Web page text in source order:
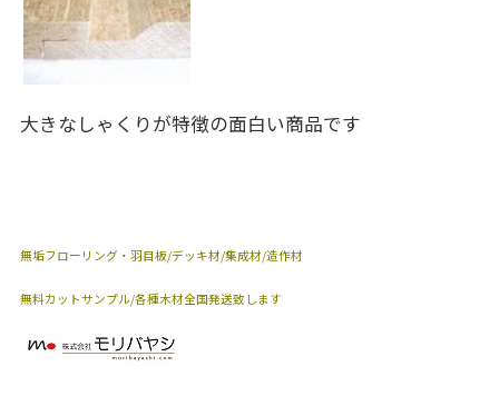
大きなしゃくりが特徴の面白い商品です
無垢フローリング・羽目板/デッキ材/集成材/造作材
無料カットサンプル/各種木材全国発送致します